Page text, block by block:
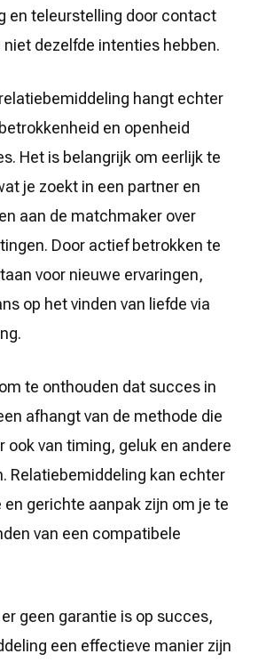
en teleurstelling door contact
dezelfde intenties hebben.
hangt echter
en openheid
Het is belangrijk om eerlijk te
je zoekt in een partner en
aan de matchmaker over
Door actief betrokken te
voor nieuwe ervaringen,
op het vinden van liefde via
te onthouden dat succes in
afhangt van de methode die
ook van timing, geluk en andere
Relatiebemiddeling kan echter
en gerichte aanpak zijn om je te
van een compatibele
geen garantie is op succes,
een effectieve manier zijn